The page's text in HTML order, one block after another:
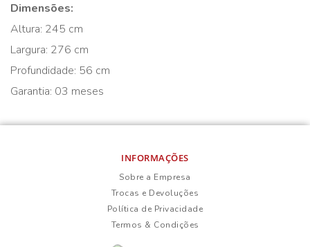
Dimensões:
Altura: 245 cm
Largura: 276 cm
Profundidade: 56 cm
Garantia: 03 meses
INFORMAÇÕES
Sobre a Empresa
Trocas e Devoluções
Política de Privacidade
Termos & Condições